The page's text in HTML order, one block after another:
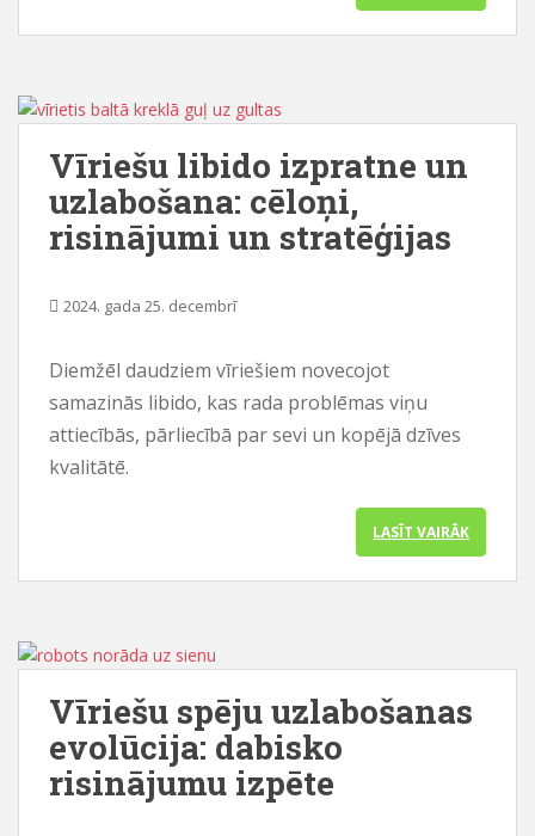
Vīriešu libido izpratne un
uzlabošana: cēloņi,
risinājumi un stratēģijas
2024. gada 25. decembrī
Diemžēl daudziem vīriešiem novecojot
samazinās libido, kas rada problēmas viņu
attiecībās, pārliecībā par sevi un kopējā dzīves
kvalitātē.
LASĪT VAIRĀK
Vīriešu spēju uzlabošanas
evolūcija: dabisko
risinājumu izpēte